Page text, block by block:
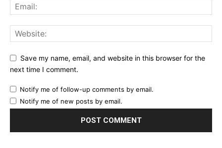
Save my name, email, and website in this browser for the
next time I comment.
Notify me of follow-up comments by email.
Notify me of new posts by email.